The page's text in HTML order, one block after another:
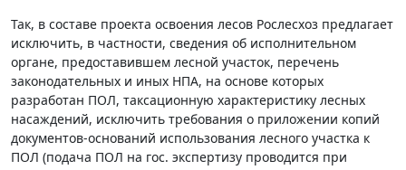
Так, в составе проекта освоения лесов Рослесхоз предлагает
исключить, в частности, сведения об исполнительном
органе, предоставившем лесной участок, перечень
законодательных и иных НПА, на основе которых
разработан ПОЛ, таксационную характеристику лесных
насаждений, исключить требования о приложении копий
документов-оснований использования лесного участка к
ПОЛ (подача ПОЛ на гос. экспертизу проводится при